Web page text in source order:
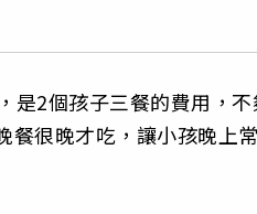
是2個孩子三餐的費用，
餐很晚才吃，讓小孩晚上